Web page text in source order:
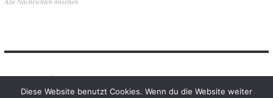
Onlineshop
Kontakt Datenschutz Impressum
Diese Website benutzt Cookies. Wenn du die Website weiter